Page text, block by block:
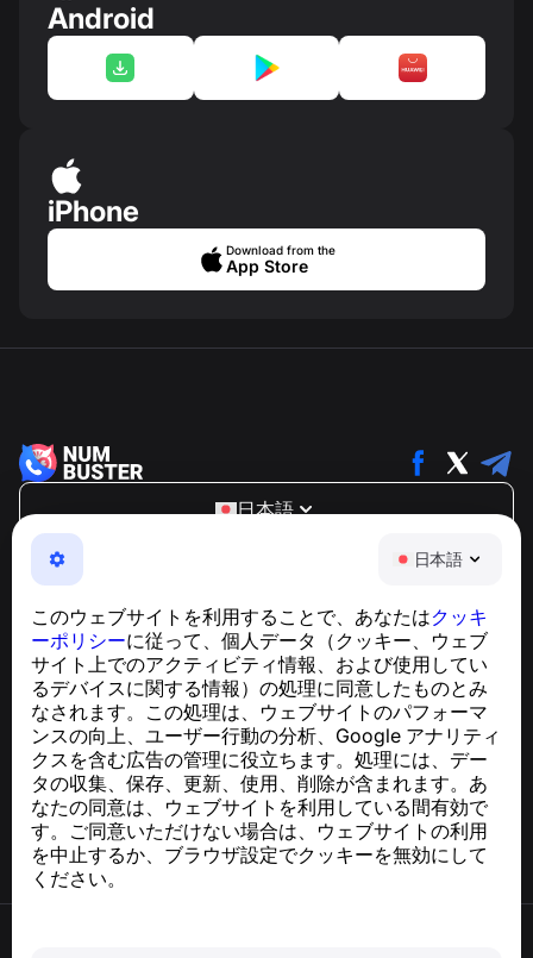
日本語
このウェブサイトを利用することで、あなたはクッキ
ーポリシーに従って、個人データ（クッキー、ウェブ
サイト上でのアクティビティ情報、および使用してい
るデバイスに関する情報）の処理に同意したものとみ
なされます。この処理は、ウェブサイトのパフォーマ
ンスの向上、ユーザー行動の分析、Google アナリティ
クスを含む広告の管理に役立ちます。処理には、デー
タの収集、保存、更新、使用、削除が含まれます。あ
なたの同意は、ウェブサイトを利用している間有効で
す。ご同意いただけない場合は、ウェブサイトの利用
を中止するか、ブラウザ設定でクッキーを無効にして
ください。
Android
iPhone
Download from the
App Store
日本語
NumBuster © 2013—2026 ·
support@numbuster.com
電話詐欺、スパム、不審なメッセージからあなたを守る、
GDPR準拠に関するお問い合わせ：
support@numbuster.com
ヘルプセンター
ニュースと記事
プロジェクトについて
連絡先